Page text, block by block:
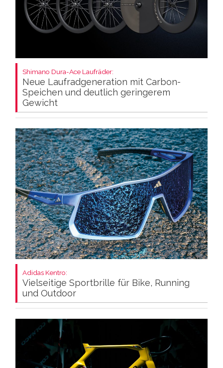
Shimano Dura-Ace Laufräder:
Neue Laufradgeneration mit Carbon-
Speichen und deutlich geringerem
Gewicht
Adidas Kentro:
Vielseitige Sportbrille für Bike, Running
und Outdoor